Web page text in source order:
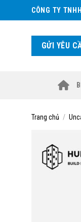
to
CÔNG TY
GỬI YÊU
Trang chủ /